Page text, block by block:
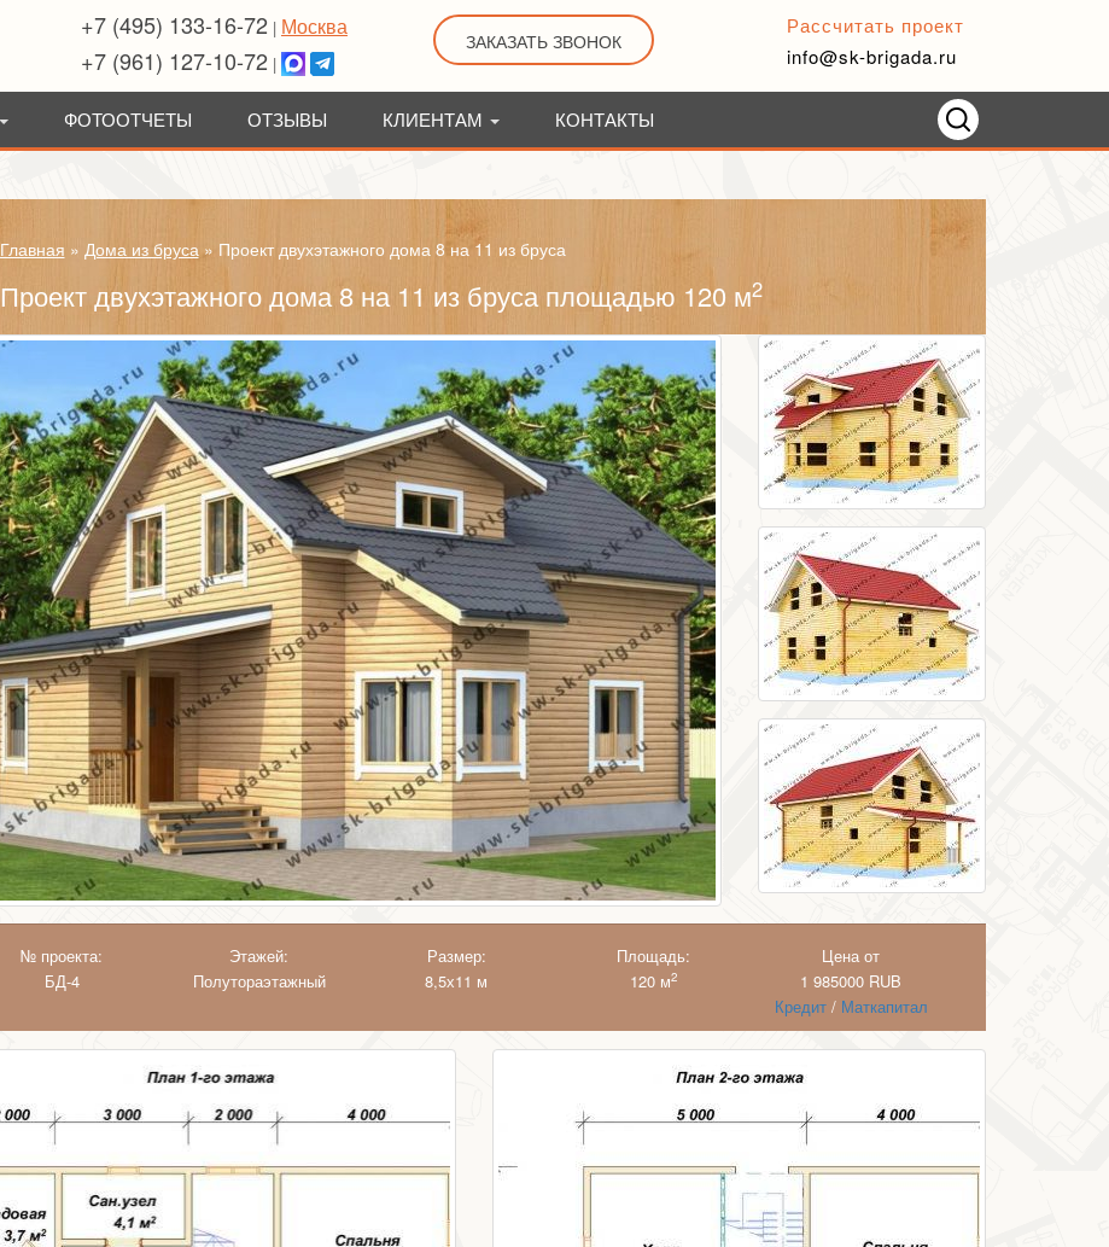
+7 (495) 133-16-72 | Москва
+7 (961) 127-10-72 |
ЗАКАЗАТЬ ЗВОНОК
Рассчитать проект
info@sk-brigada.ru
ФОТООТЧЕТЫ ОТЗЫВЫ КЛИЕНТАМ КОНТАКТЫ
Главная » Дома из бруса» Проект двухэтажного дома 8 на 11 из бруса
Проект двухэтажного дома 8 на 11 из бруса площадью 120 м2
№ проекта:
БД-4
Этажей:
Полутораэтажный
Размер:
8,5х11 м
Площадь:
120 м2
Цена от
1 985000 RUB
Кредит/ Маткапитал